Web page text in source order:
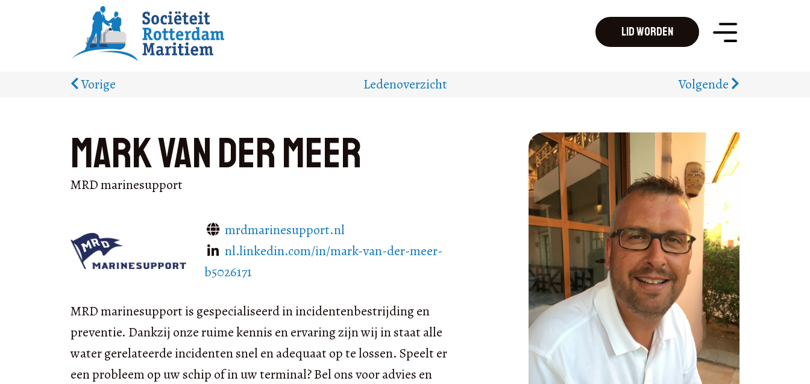
Lid worden
Vorige Ledenoverzicht Volgende
Mark van der Meer
MRD marinesupport
mrdmarinesupport.nl
nl.linkedin.com/in/mark-van-der-meer-
b5026171
MRD marinesupport is gespecialiseerd in incidentenbestrijding en
preventie. Dankzij onze ruime kennis en ervaring zijn wij in staat alle
water gerelateerde incidenten snel en adequaat op te lossen. Speelt er
een probleem op uw schip of in uw terminal? Bel ons voor advies en